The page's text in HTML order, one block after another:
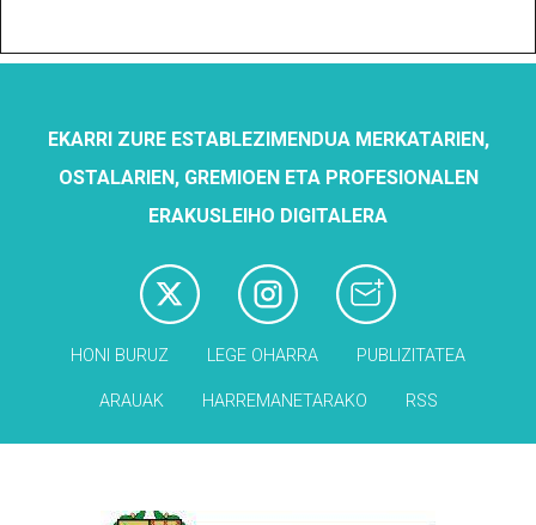
EKARRI ZURE ESTABLEZIMENDUA MERKATARIEN,
OSTALARIEN, GREMIOEN ETA PROFESIONALEN
ERAKUSLEIHO DIGITALERA
HONI BURUZ LEGE OHARRA PUBLIZITATEA
ARAUAK HARREMANETARAKO RSS